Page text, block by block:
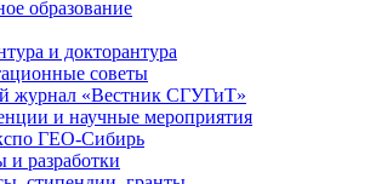
образование
и докторантура
советы
журнал «Вестник СГУГиТ»
и научные мероприятия
ГЕО-Сибирь
и разработки